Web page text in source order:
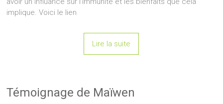
implique. Voici le lien
Lire la suite
Témoignage de Maïwen